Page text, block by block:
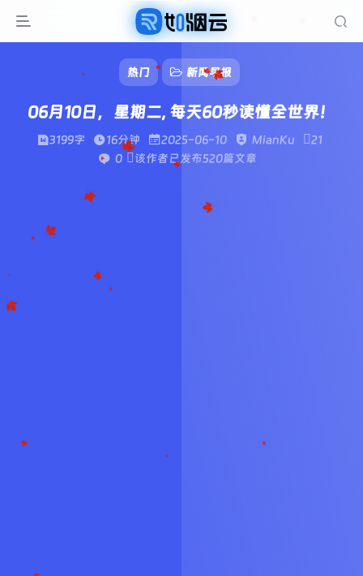
热门 新闻早报
06月10日，星期二, 每天60秒读懂全世界！
3199字 16分钟 2025-06-10 MianKu
21
0
该作者已发布520篇文章